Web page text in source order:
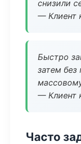
снизили
— Клиент
Быстро
затем
— Клиент
Часто